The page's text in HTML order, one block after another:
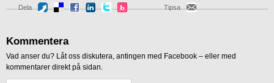
Dela Tipsa
Kommentera
Vad anser du? Låt oss diskutera, antingen med Facebook – eller med
kommentarer direkt på sidan.